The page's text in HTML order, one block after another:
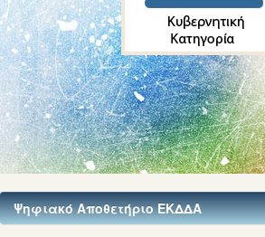
Ψηφιακό Αποθετήριο ΕΚΔΔΑ